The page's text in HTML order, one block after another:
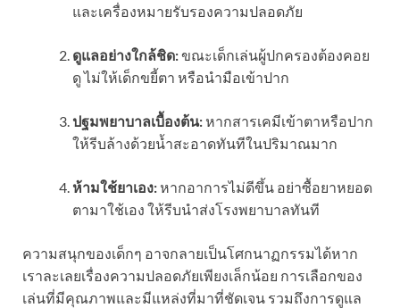
และเครื่องหมายรับรองความปลอดภัย
ดูแลอย่างใกล้ชิด:ขณะเด็กเล่นผู้ปกครองต้องคอย
ดู ไม่ให้เด็กขยี้ตา หรือนำมือเข้าปาก
ปฐมพยาบาลเบื้องต้น:หากสารเคมีเข้าตาหรือปาก
ให้รีบล้างด้วยน้ำสะอาดทันทีในปริมาณมาก
ห้ามใช้ยาเอง:หากอาการไม่ดีขึ้น อย่าซื้อยาหยอด
ตามาใช้เอง ให้รีบนำส่งโรงพยาบาลทันที
ความสนุกของเด็กๆ อาจกลายเป็นโศกนาฏกรรมได้หาก
เราละเลยเรื่องความปลอดภัยเพียงเล็กน้อย การเลือกของ
เล่นที่มีคุณภาพและมีแหล่งที่มาที่ชัดเจน รวมถึงการดูแล